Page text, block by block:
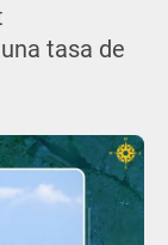
tasa de